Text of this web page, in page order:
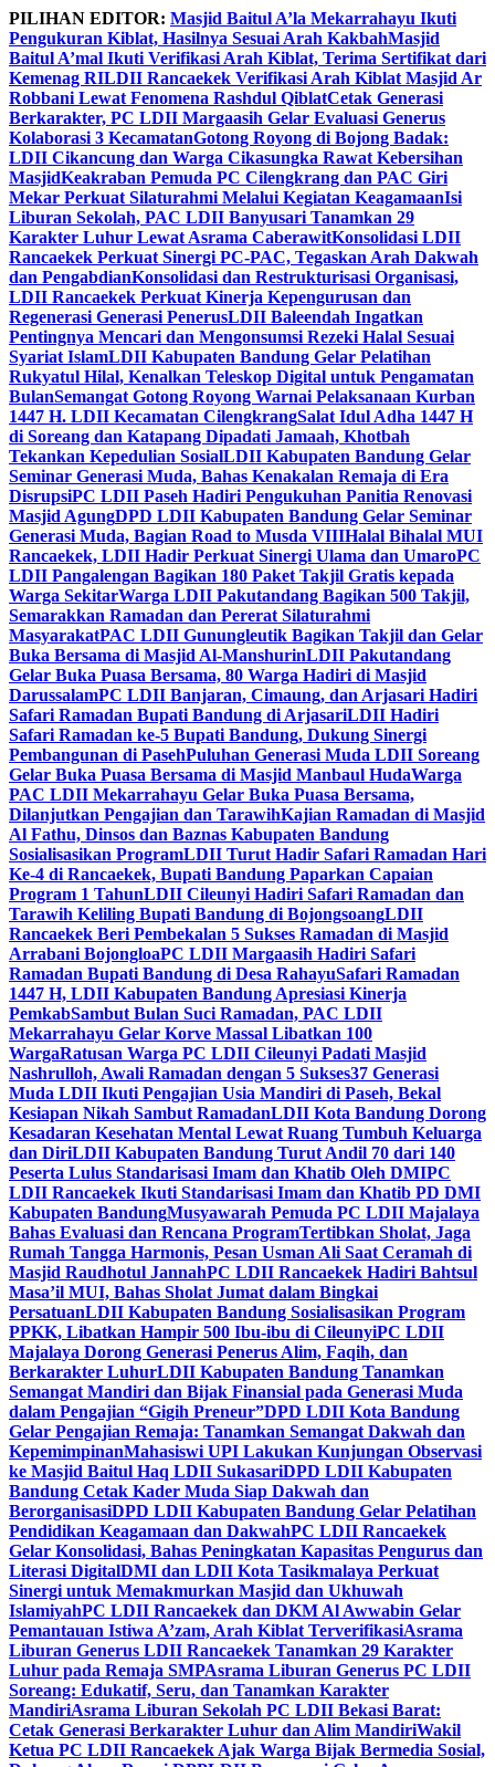
Skip
to
content
PILIHAN EDITOR: Masjid Baitul A’la Mekarrahayu Ikuti
Pengukuran Kiblat, Hasilnya Sesuai Arah KakbahMasjid
Baitul A’mal Ikuti Verifikasi Arah Kiblat, Terima Sertifikat dari
Kemenag RILDII Rancaekek Verifikasi Arah Kiblat Masjid Ar
Robbani Lewat Fenomena Rashdul QiblatCetak Generasi
Berkarakter, PC LDII Margaasih Gelar Evaluasi Generus
Kolaborasi 3 KecamatanGotong Royong di Bojong Badak:
LDII Cikancung dan Warga Cikasungka Rawat Kebersihan
MasjidKeakraban Pemuda PC Cilengkrang dan PAC Giri
Mekar Perkuat Silaturahmi Melalui Kegiatan KeagamaanIsi
Liburan Sekolah, PAC LDII Banyusari Tanamkan 29
Karakter Luhur Lewat Asrama CaberawitKonsolidasi LDII
Rancaekek Perkuat Sinergi PC-PAC, Tegaskan Arah Dakwah
dan PengabdianKonsolidasi dan Restrukturisasi Organisasi,
LDII Rancaekek Perkuat Kinerja Kepengurusan dan
Regenerasi Generasi PenerusLDII Baleendah Ingatkan
Pentingnya Mencari dan Mengonsumsi Rezeki Halal Sesuai
Syariat IslamLDII Kabupaten Bandung Gelar Pelatihan
Rukyatul Hilal, Kenalkan Teleskop Digital untuk Pengamatan
BulanSemangat Gotong Royong Warnai Pelaksanaan Kurban
1447 H. LDII Kecamatan CilengkrangSalat Idul Adha 1447 H
di Soreang dan Katapang Dipadati Jamaah, Khotbah
Tekankan Kepedulian SosialLDII Kabupaten Bandung Gelar
Seminar Generasi Muda, Bahas Kenakalan Remaja di Era
DisrupsiPC LDII Paseh Hadiri Pengukuhan Panitia Renovasi
Masjid AgungDPD LDII Kabupaten Bandung Gelar Seminar
Generasi Muda, Bagian Road to Musda VIIIHalal Bihalal MUI
Rancaekek, LDII Hadir Perkuat Sinergi Ulama dan UmaroPC
LDII Pangalengan Bagikan 180 Paket Takjil Gratis kepada
Warga SekitarWarga LDII Pakutandang Bagikan 500 Takjil,
Semarakkan Ramadan dan Pererat Silaturahmi
MasyarakatPAC LDII Gunungleutik Bagikan Takjil dan Gelar
Buka Bersama di Masjid Al-ManshurinLDII Pakutandang
Gelar Buka Puasa Bersama, 80 Warga Hadiri di Masjid
DarussalamPC LDII Banjaran, Cimaung, dan Arjasari Hadiri
Safari Ramadan Bupati Bandung di ArjasariLDII Hadiri
Safari Ramadan ke-5 Bupati Bandung, Dukung Sinergi
Pembangunan di PasehPuluhan Generasi Muda LDII Soreang
Gelar Buka Puasa Bersama di Masjid Manbaul HudaWarga
PAC LDII Mekarrahayu Gelar Buka Puasa Bersama,
Dilanjutkan Pengajian dan TarawihKajian Ramadan di Masjid
Al Fathu, Dinsos dan Baznas Kabupaten Bandung
Sosialisasikan ProgramLDII Turut Hadir Safari Ramadan Hari
Ke-4 di Rancaekek, Bupati Bandung Paparkan Capaian
Program 1 TahunLDII Cileunyi Hadiri Safari Ramadan dan
Tarawih Keliling Bupati Bandung di BojongsoangLDII
Rancaekek Beri Pembekalan 5 Sukses Ramadan di Masjid
Arrabani BojongloaPC LDII Margaasih Hadiri Safari
Ramadan Bupati Bandung di Desa RahayuSafari Ramadan
1447 H, LDII Kabupaten Bandung Apresiasi Kinerja
PemkabSambut Bulan Suci Ramadan, PAC LDII
Mekarrahayu Gelar Korve Massal Libatkan 100
WargaRatusan Warga PC LDII Cileunyi Padati Masjid
Nashrulloh, Awali Ramadan dengan 5 Sukses37 Generasi
Muda LDII Ikuti Pengajian Usia Mandiri di Paseh, Bekal
Kesiapan Nikah Sambut RamadanLDII Kota Bandung Dorong
Kesadaran Kesehatan Mental Lewat Ruang Tumbuh Keluarga
dan DiriLDII Kabupaten Bandung Turut Andil 70 dari 140
Peserta Lulus Standarisasi Imam dan Khatib Oleh DMIPC
LDII Rancaekek Ikuti Standarisasi Imam dan Khatib PD DMI
Kabupaten BandungMusyawarah Pemuda PC LDII Majalaya
Bahas Evaluasi dan Rencana ProgramTertibkan Sholat, Jaga
Rumah Tangga Harmonis, Pesan Usman Ali Saat Ceramah di
Masjid Raudhotul JannahPC LDII Rancaekek Hadiri Bahtsul
Masa’il MUI, Bahas Sholat Jumat dalam Bingkai
PersatuanLDII Kabupaten Bandung Sosialisasikan Program
PPKK, Libatkan Hampir 500 Ibu-ibu di CileunyiPC LDII
Majalaya Dorong Generasi Penerus Alim, Faqih, dan
Berkarakter LuhurLDII Kabupaten Bandung Tanamkan
Semangat Mandiri dan Bijak Finansial pada Generasi Muda
dalam Pengajian “Gigih Preneur”DPD LDII Kota Bandung
Gelar Pengajian Remaja: Tanamkan Semangat Dakwah dan
KepemimpinanMahasiswi UPI Lakukan Kunjungan Observasi
ke Masjid Baitul Haq LDII SukasariDPD LDII Kabupaten
Bandung Cetak Kader Muda Siap Dakwah dan
BerorganisasiDPD LDII Kabupaten Bandung Gelar Pelatihan
Pendidikan Keagamaan dan DakwahPC LDII Rancaekek
Gelar Konsolidasi, Bahas Peningkatan Kapasitas Pengurus dan
Literasi DigitalDMI dan LDII Kota Tasikmalaya Perkuat
Sinergi untuk Memakmurkan Masjid dan Ukhuwah
IslamiyahPC LDII Rancaekek dan DKM Al Awwabin Gelar
Pemantauan Istiwa A’zam, Arah Kiblat TerverifikasiAsrama
Liburan Generus LDII Rancaekek Tanamkan 29 Karakter
Luhur pada Remaja SMPAsrama Liburan Generus PC LDII
Soreang: Edukatif, Seru, dan Tanamkan Karakter
MandiriAsrama Liburan Sekolah PC LDII Bekasi Barat:
Cetak Generasi Berkarakter Luhur dan Alim MandiriWakil
Ketua PC LDII Rancaekek Ajak Warga Bijak Bermedia Sosial,